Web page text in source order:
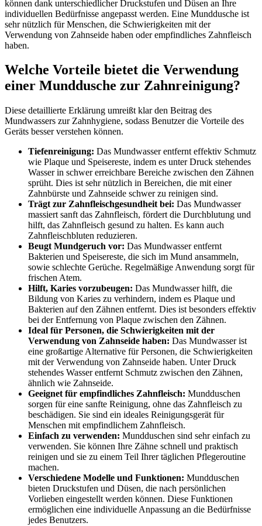
können dank unterschiedlicher Druckstufen und Düsen an Ihre
individuellen Bedürfnisse angepasst werden. Eine Munddusche ist
sehr nützlich für Menschen, die Schwierigkeiten mit der
Verwendung von Zahnseide haben oder empfindliches Zahnfleisch
haben.
Welche Vorteile bietet die Verwendung
einer Munddusche zur Zahnreinigung?
Diese detaillierte Erklärung umreißt klar den Beitrag des
Mundwassers zur Zahnhygiene, sodass Benutzer die Vorteile des
Geräts besser verstehen können.
Tiefenreinigung: Das Mundwasser entfernt effektiv Schmutz
wie Plaque und Speisereste, indem es unter Druck stehendes
Wasser in schwer erreichbare Bereiche zwischen den Zähnen
sprüht. Dies ist sehr nützlich in Bereichen, die mit einer
Zahnbürste und Zahnseide schwer zu reinigen sind.
Trägt zur Zahnfleischgesundheit bei: Das Mundwasser
massiert sanft das Zahnfleisch, fördert die Durchblutung und
hilft, das Zahnfleisch gesund zu halten. Es kann auch
Zahnfleischbluten reduzieren.
Beugt Mundgeruch vor: Das Mundwasser entfernt
Bakterien und Speisereste, die sich im Mund ansammeln,
sowie schlechte Gerüche. Regelmäßige Anwendung sorgt für
frischen Atem.
Hilft, Karies vorzubeugen: Das Mundwasser hilft, die
Bildung von Karies zu verhindern, indem es Plaque und
Bakterien auf den Zähnen entfernt. Dies ist besonders effektiv
bei der Entfernung von Plaque zwischen den Zähnen.
Ideal für Personen, die Schwierigkeiten mit der
Verwendung von Zahnseide haben: Das Mundwasser ist
eine großartige Alternative für Personen, die Schwierigkeiten
mit der Verwendung von Zahnseide haben. Unter Druck
stehendes Wasser entfernt Schmutz zwischen den Zähnen,
ähnlich wie Zahnseide.
Geeignet für empfindliches Zahnfleisch: Mundduschen
sorgen für eine sanfte Reinigung, ohne das Zahnfleisch zu
beschädigen. Sie sind ein ideales Reinigungsgerät für
Menschen mit empfindlichem Zahnfleisch.
Einfach zu verwenden: Mundduschen sind sehr einfach zu
verwenden. Sie können Ihre Zähne schnell und praktisch
reinigen und sie zu einem Teil Ihrer täglichen Pflegeroutine
machen.
Verschiedene Modelle und Funktionen: Mundduschen
bieten Druckstufen und Düsen, die nach persönlichen
Vorlieben eingestellt werden können. Diese Funktionen
ermöglichen eine individuelle Anpassung an die Bedürfnisse
jedes Benutzers.